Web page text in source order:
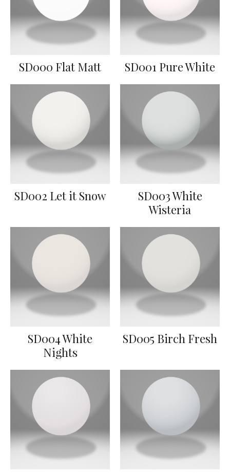
SD000 Flat Matt SD001 Pure White
SD002 Let it Snow
SD003 White
Wisteria
SD004 White
Nights
SD005 Birch Fresh